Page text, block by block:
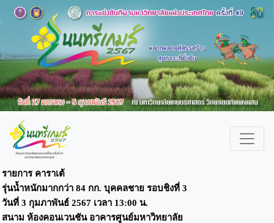
รายการ คาราเต้
รุ่นน้ำหนักมากกว่า 84 กก. บุคคลชาย รอบชิงที่ 3
วันที่ 3 กุมภาพันธ์ 2567 เวลา 13:00 น.
สนาม ห้องคอนเวนชัน อาคารศูนย์มหาวิทยาลัย